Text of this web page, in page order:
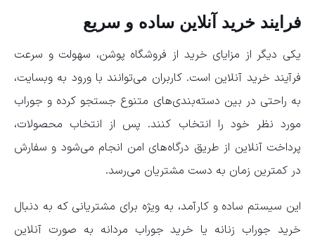
فرایند خرید آنلاین ساده و سریع
یکی دیگر از مزایای خرید از فروشگاه پوشن، سهولت و سرعت
فرآیند خرید آنلاین است. کاربران می‌توانند با ورود به وبسایت،
به راحتی در بین دسته‌بندی‌های متنوع جستجو کرده و جوراب
مورد نظر خود را انتخاب کنند. پس از انتخاب محصولات،
پرداخت آنلاین از طریق درگاه‌های امن انجام می‌شود و سفارش
در کمترین زمان به دست مشتریان می‌رسد.
این سیستم ساده و کارآمد، به ویژه برای مشتریانی که به دنبال
خرید جوراب زنانه یا خرید جوراب مردانه به صورت آنلاین